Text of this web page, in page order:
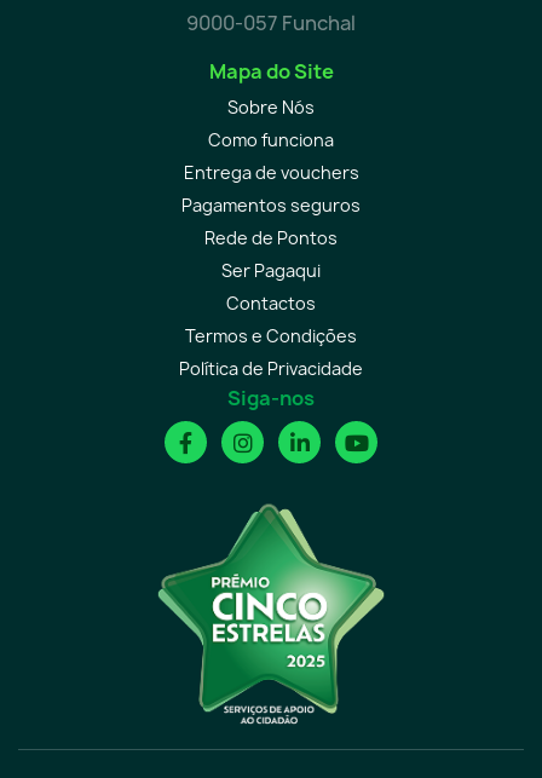
9000-057 Funchal
Mapa do Site
Sobre Nós
Como funciona
Entrega de vouchers
Pagamentos seguros
Rede de Pontos
Ser Pagaqui
Contactos
Termos e Condições
Política de Privacidade
Siga-nos